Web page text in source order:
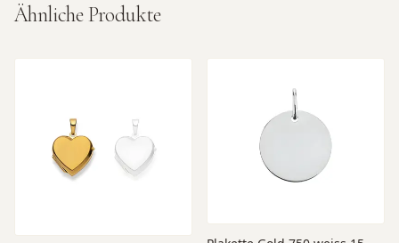
Ähnliche Produkte